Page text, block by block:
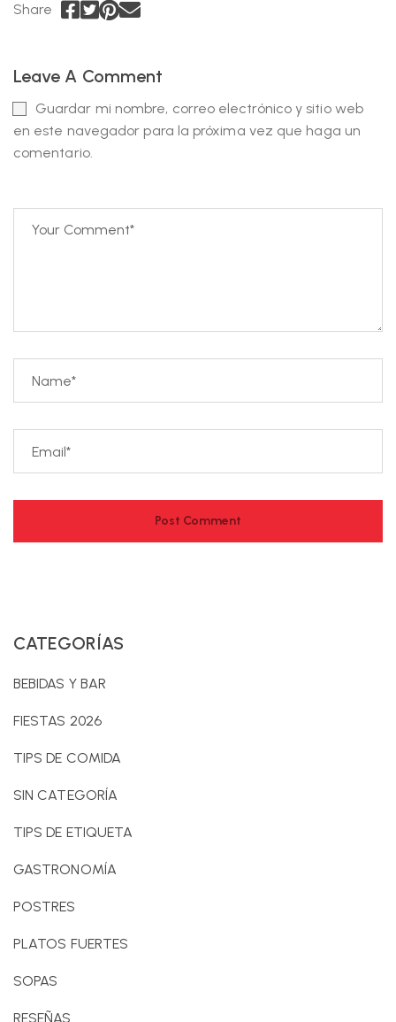
Share
Leave A Comment
Guardar mi nombre, correo electrónico y sitio web
en este navegador para la próxima vez que haga un
comentario.
CATEGORÍAS
BEBIDAS Y BAR
FIESTAS 2026
TIPS DE COMIDA
SIN CATEGORÍA
TIPS DE ETIQUETA
GASTRONOMÍA
POSTRES
PLATOS FUERTES
SOPAS
RESEÑAS